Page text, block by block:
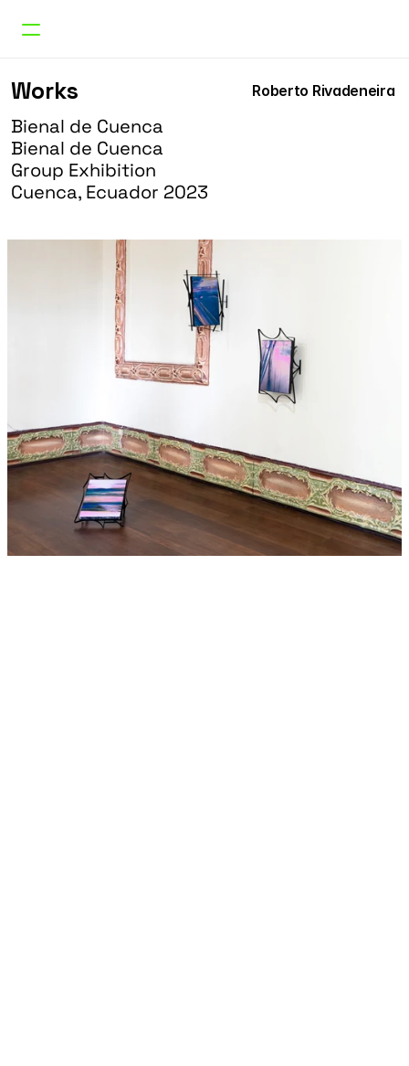
Works
Curatorial
Research
About
Doble Erre
Works Roberto Rivadeneira
Bienal de Cuenca
Bienal de Cuenca
Group Exhibition
Cuenca, Ecuador 2023